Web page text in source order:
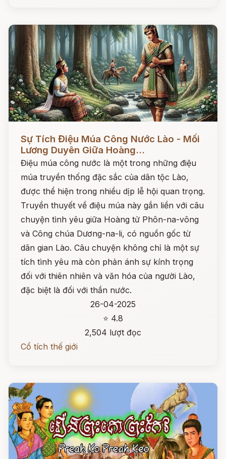
Sự Tích Điệu Múa Công Nước Lào - Mối
Lương Duyên Giữa Hoàng...
Điệu múa công nước là một trong những điệu
múa truyền thống đặc sắc của dân tộc Lào,
được thể hiện trong nhiều dịp lễ hội quan trọng.
Truyền thuyết về điệu múa này gắn liền với câu
chuyện tình yêu giữa Hoàng tử Phôn-na-vông
và Công chúa Dương-na-li, có nguồn gốc từ
dân gian Lào. Câu chuyện không chỉ là một sự
tích tình yêu mà còn phản ánh sự kính trọng
đối với thiên nhiên và văn hóa của người Lào,
đặc biệt là đối với thần nước.
26-04-2025
⭐ 4.8
2,504 lượt đọc
Cổ tích thế giới